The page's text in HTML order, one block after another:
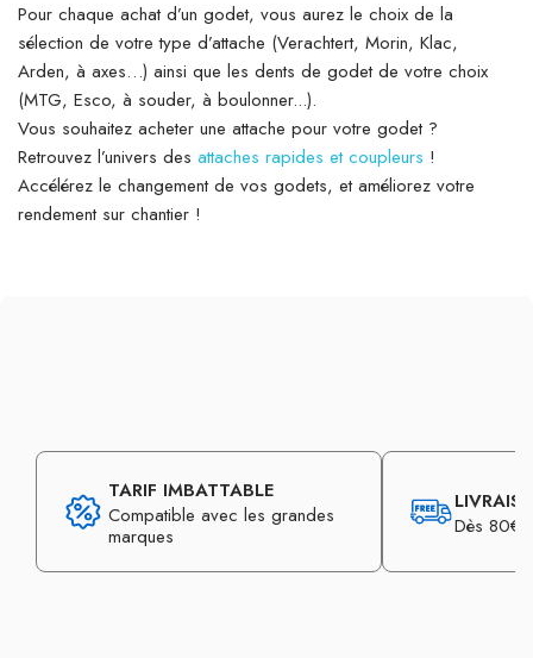
Pour chaque achat d’un godet, vous aurez le choix de la
sélection de votre type d’attache (Verachtert, Morin, Klac,
Arden, à axes…) ainsi que les dents de godet de votre choix
(MTG, Esco, à souder, à boulonner...).
Vous souhaitez acheter une attache pour votre godet ?
Retrouvez l’univers des attaches rapides et coupleurs !
Accélérez le changement de vos godets, et améliorez votre
rendement sur chantier !
TARIF IMBATTABLE
Compatible avec les grandes
marques
Dès 80€